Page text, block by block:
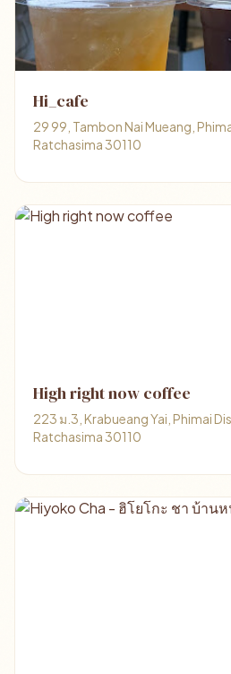
Hi_cafe
29 99, Tambon Nai Mueang,
Ratchasima 30110
High right now coffee
223 ม.3, Krabueang Yai, Phimai
Ratchasima 30110